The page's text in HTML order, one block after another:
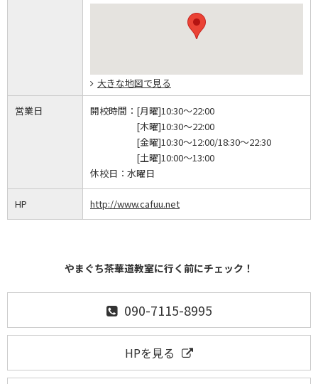
大きな地図で見る
営業日 開校時間： [月曜]10:30～22:00
[木曜]10:30～22:00
[金曜]10:30～12:00/18:30～22:30
[土曜]10:00～13:00
休校日： 水曜日
HP http://www.cafuu.net
やまぐち茶華道教室に行く前にチェック！
090-7115-8995
HPを見る